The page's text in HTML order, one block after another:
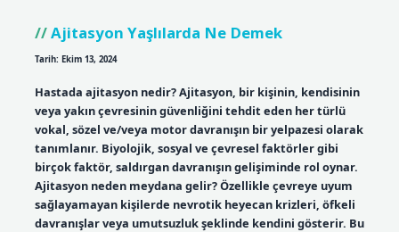
Ajitasyon Yaşlılarda Ne Demek
Tarih: Ekim 13, 2024
Hastada ajitasyon nedir? Ajitasyon, bir kişinin, kendisinin
veya yakın çevresinin güvenliğini tehdit eden her türlü
vokal, sözel ve/veya motor davranışın bir yelpazesi olarak
tanımlanır. Biyolojik, sosyal ve çevresel faktörler gibi
birçok faktör, saldırgan davranışın gelişiminde rol oynar.
Ajitasyon neden meydana gelir? Özellikle çevreye uyum
sağlayamayan kişilerde nevrotik heyecan krizleri, öfkeli
davranışlar veya umutsuzluk şeklinde kendini gösterir. Bu